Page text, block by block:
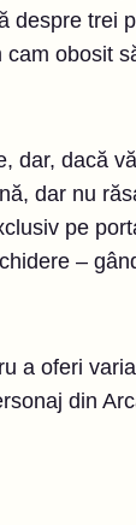
despre trei
obosit
dar, dacă
dar nu
pe
–
a oferi
din